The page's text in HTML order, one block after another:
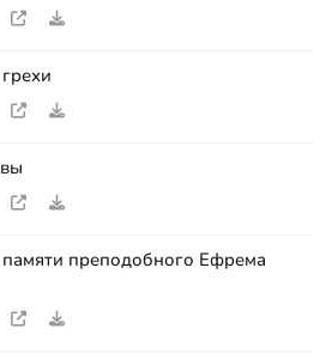
преподобного Ефрема